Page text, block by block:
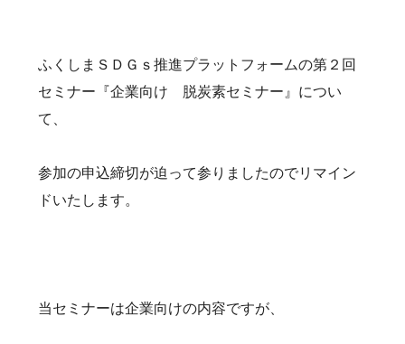
ふくしまＳＤＧｓ推進プラットフォームの第２回
セミナー『企業向け 脱炭素セミナー』につい
て、
参加の申込締切が迫って参りましたのでリマイン
ドいたします。
当セミナーは企業向けの内容ですが、